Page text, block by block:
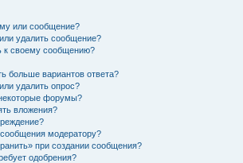
или сообщение?
удалить сообщение?
к своему сообщению?
больше вариантов ответа?
удалить опрос?
форумы?
вложения?
модератору?
при создании сообщения?
одобрения?